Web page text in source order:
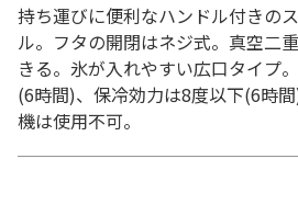
持ち運びに便利なハンドル付きの
ル。フタの開閉はネジ式。真空二
きる。氷が入れやすい広口タイプ
(6時間)、保冷効力は8度以下(6時
機は使用不可。